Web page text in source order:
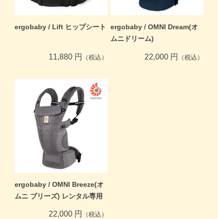
ergobaby / Lift ヒップシート
11,880 円 （税込）
ergobaby / OMNI Dream(オ
ムニドリーム)
22,000 円 （税込）
ergobaby / OMNI Breeze(オ
ムニ ブリーズ) レンタル専用
22,000 円 （税込）